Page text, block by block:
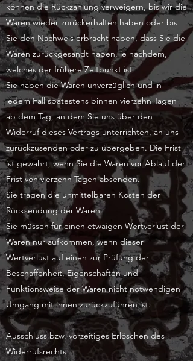
können die Rückzahlung verweigern, bis wir die
Waren wieder zurückerhalten haben oder bis
Sie den Nachweis erbracht haben, dass Sie die
Waren zurückgesandt haben, je nachdem,
welches der frühere Zeitpunkt ist.
Sie haben die Waren unverzüglich und in
jedem Fall spätestens binnen vierzehn Tagen
ab dem Tag, an dem Sie uns über den
Widerruf dieses Vertrags unterrichten, an uns
zurückzusenden oder zu übergeben. Die Frist
ist gewahrt, wenn Sie die Waren vor Ablauf der
Frist von vierzehn Tagen absenden.
Sie tragen die unmittelbaren Kosten der
Rücksendung der Waren.
Sie müssen für einen etwaigen Wertverlust der
Waren nur aufkommen, wenn dieser
Wertverlust auf einen zur Prüfung der
Beschaffenheit, Eigenschaften und
Funktionsweise der Waren nicht notwendigen
Umgang mit ihnen zurückzuführen ist.
Ausschluss bzw. vorzeitiges Erlöschen des
Widerrufsrechts